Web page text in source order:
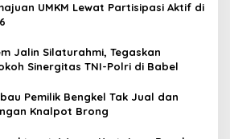
UMKM Lewat Partisipasi Aktif di
Jalin Silaturahmi, Tegaskan
Sinergitas TNI-Polri di Babel
Pemilik Bengkel Tak Jual dan
Knalpot Brong